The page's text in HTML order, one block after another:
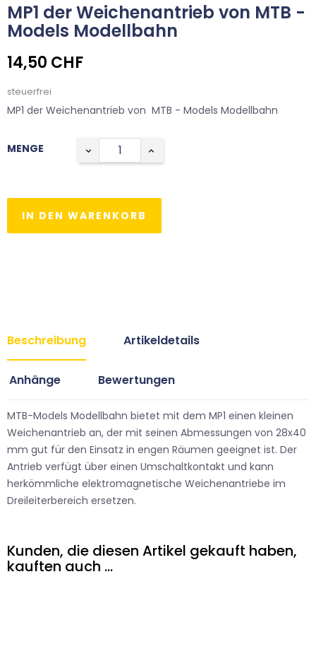
MP1 der Weichenantrieb von MTB -
Models Modellbahn
14,50 CHF
steuerfrei
MP1 der Weichenantrieb von MTB - Models Modellbahn
MENGE
IN DEN WARENKORB
Beschreibung Artikeldetails
Anhänge Bewertungen
MTB-Models Modellbahn bietet mit dem MP1 einen kleinen
Weichenantrieb an, der mit seinen Abmessungen von 28x40
mm gut für den Einsatz in engen Räumen geeignet ist. Der
Antrieb verfügt über einen Umschaltkontakt und kann
herkömmliche elektromagnetische Weichenantriebe im
Dreileiterbereich ersetzen.
Kunden, die diesen Artikel gekauft haben,
kauften auch ...